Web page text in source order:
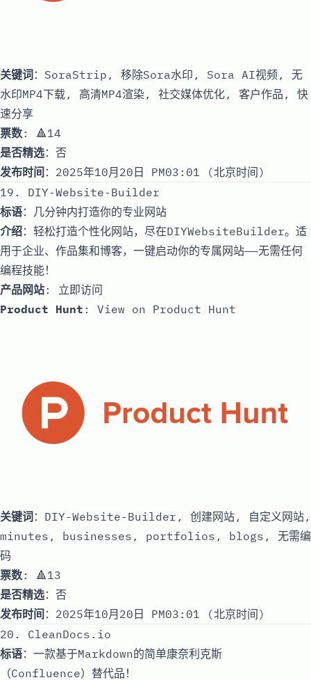
关键词：SoraStrip, 移除Sora水印, Sora AI视频, 无
水印MP4下载, 高清MP4渲染, 社交媒体优化, 客户作品, 快
速分享
票数: 🔺14
是否精选：否
发布时间 ：2025年10月20日 PM03:01 (北京时间)
19. DIY-Website-Builder
标语：几分钟内打造你的专业网站
介绍：轻松打造个性化网站，尽在DIYWebsiteBuilder。适
用于企业、作品集和博客，一键启动你的专属网站——无需任何
编程技能！
产品网站: 立即访问
Product Hunt : View on Product Hunt
关键词 ：DIY-Website-Builder, 创建网站, 自定义网站,
minutes, businesses, portfolios, blogs, 无需编
码
票数: 🔺13
是否精选：否
发布时间 ：2025年10月20日 PM03:01 (北京时间)
20. CleanDocs.io
标语：一款基于Markdown的简单康奈利克斯
（Confluence）替代品！